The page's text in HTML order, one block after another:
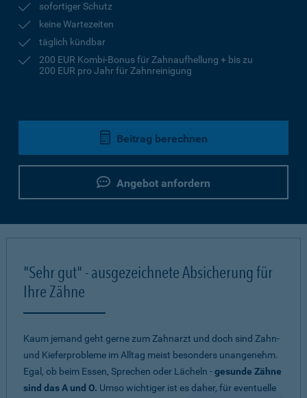
sofortiger Schutz
keine Wartezeiten
täglich kündbar
200 EUR Kombi-Bonus für Zahnaufhellung + bis zu
200 EUR pro Jahr für Zahnreinigung
Beitrag berechnen
Angebot anfordern
"Sehr gut" - ausgezeichnete Absicherung für
Ihre Zähne
Kaum jemand geht gerne zum Zahnarzt und doch sind Zahn-
und Kieferprobleme im Alltag meist besonders unangenehm.
Egal, ob beim Essen, Sprechen oder Lächeln -gesunde Zähne
sind das A und O. Umso wichtiger ist es daher, für eventuelle